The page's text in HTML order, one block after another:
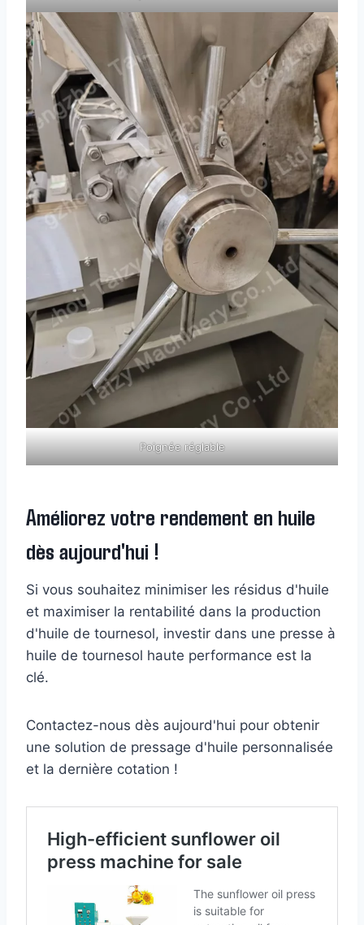
Poignée réglable
Améliorez votre rendement en huile
dès aujourd'hui !
Si vous souhaitez minimiser les résidus d'huile
et maximiser la rentabilité dans la production
d'huile de tournesol, investir dans une presse à
huile de tournesol haute performance est la
clé.
Contactez-nous dès aujourd'hui pour obtenir
une solution de pressage d'huile personnalisée
et la dernière cotation !